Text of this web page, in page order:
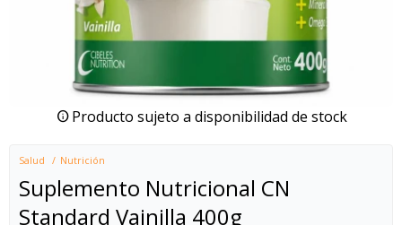
Producto sujeto a disponibilidad de stock
Salud Nutrición
Suplemento Nutricional CN
Standard Vainilla 400g